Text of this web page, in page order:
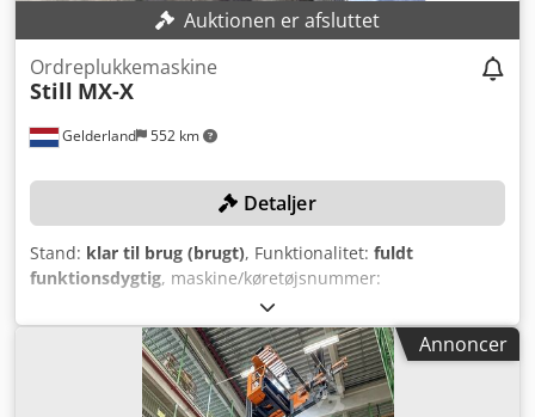
Auktionen er afsluttet
Gelderland 552 km
Ordreplukkemaskine
Still MX-X
Detaljer
Stand: klar til brug (brugt), Funktionalitet: fuldt
funktionsdygtig, maskine/køretøjsnummer:
, Produktionsår:
løftekapacitet:1.000 kg, løftehøjde:4.780 mm, fri
1.850 mm, mastetype:duplex, gaffellængde:
, TEKNISKE DETALJER Løftekapacitet: 1.000 kg
Løftehøjde: 4.780 mm Friløft: 1.850 mm Masttype: Duplex
Annoncer